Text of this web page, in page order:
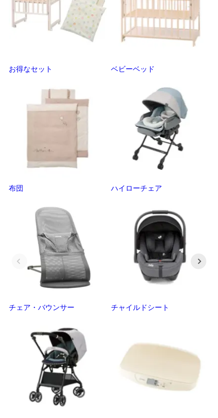
お得なセット ベビーベッド
布団 ハイローチェア
チェア・バウンサー チャイルドシート